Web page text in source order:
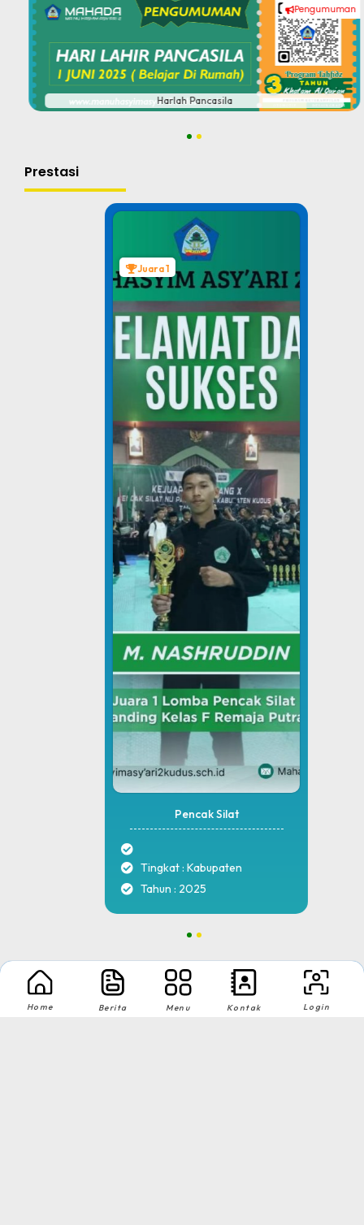
Pengumuman
#
Harlah Pancasila
Prestasi
Juara 1
Pencak Silat
Tingkat : Kabupaten
Tahun : 2025
MA NU Hasyim Asy'ari 2 Kudus © All rights reserved by
sidojoyo.id
Home Berita Menu Kontak Login